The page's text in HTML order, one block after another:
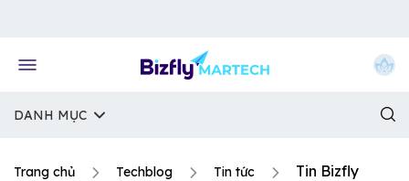
DANH MỤC
Trang chủ Techblog Tin tức Tin Bizfly